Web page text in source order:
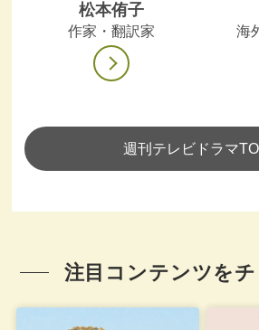
松本侑子
作家・翻訳家 海
週刊テレビドラマ
注目コンテンツをチ